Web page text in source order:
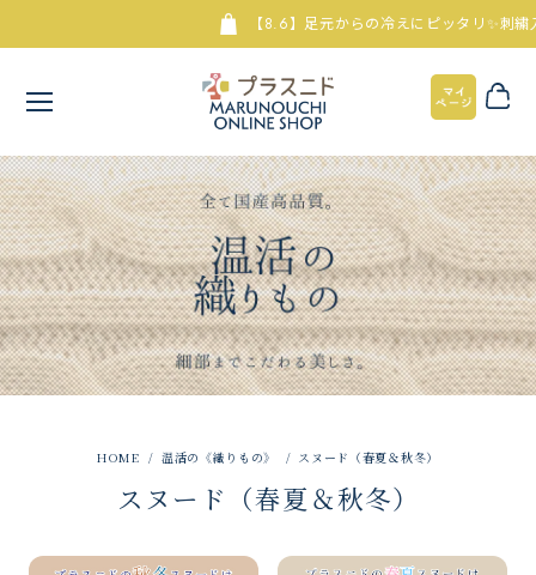
【8.6】足元からの冷えにピッタリ✨刺
温活の《織りもの》 スヌード（春夏＆秋冬）
スヌード（春夏＆秋冬）